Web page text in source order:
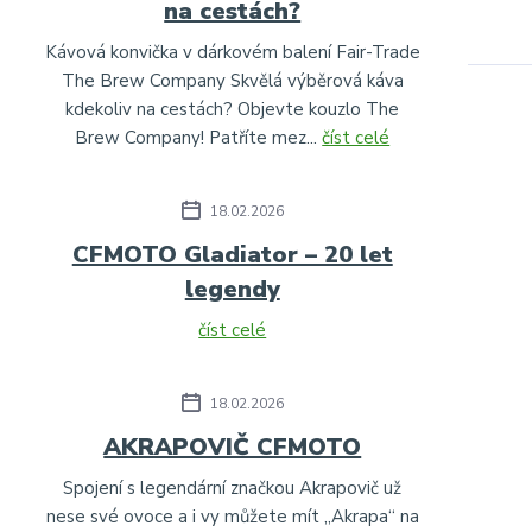
na cestách?
Kávová konvička v dárkovém balení Fair-Trade
The Brew Company Skvělá výběrová káva
kdekoliv na cestách? Objevte kouzlo The
Brew Company! Patříte mez...číst celé
18.02.2026
CFMOTO Gladiator – 20 let
legendy
číst celé
18.02.2026
AKRAPOVIČ CFMOTO
Spojení s legendární značkou Akrapovič už
nese své ovoce a i vy můžete mít „Akrapa“ na